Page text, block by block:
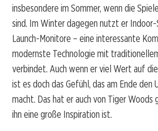
insbesondere im Sommer, wenn die
sind. Im Winter dagegen nutzt er
Launch-Monitore – eine interessante
modernste Technologie mit
verbindet. Auch wenn er viel Wert auf
ist es doch das Gefühl, das am Ende den
macht. Das hat er auch von Tiger
ihn eine große Inspiration ist.